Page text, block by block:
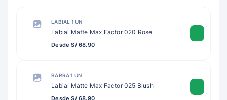
LABIAL 1 UN
Labial Matte Max Factor 020 Rose
Desde S/ 68.90
BARRA 1 UN
Labial Matte Max Factor 025 Blush
Desde S/ 68.90